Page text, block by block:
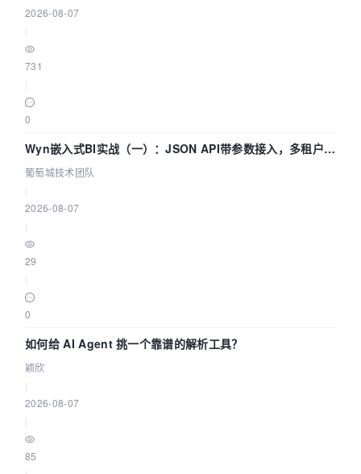
2026-08-07
731
0
Wyn嵌入式BI实战（一）：JSON API带参数接入，多租户数
据源配置指南 | 葡萄城技术团队
葡萄城技术团队
2026-08-07
29
0
如何给 AI Agent 挑一个靠谱的解析工具？
颖欣
2026-08-07
85